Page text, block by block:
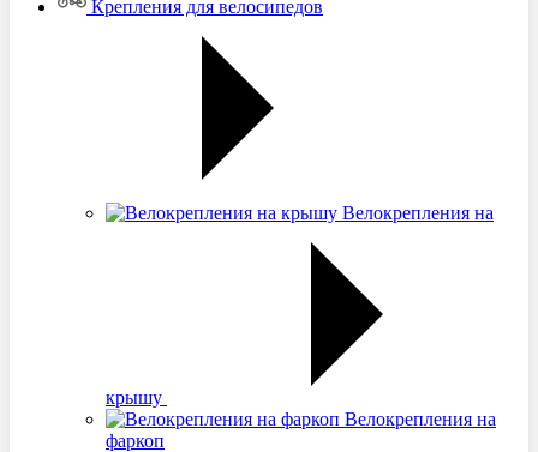
Крепления для велосипедов
Велокрепления на
крышу
Велокрепления на
фаркоп